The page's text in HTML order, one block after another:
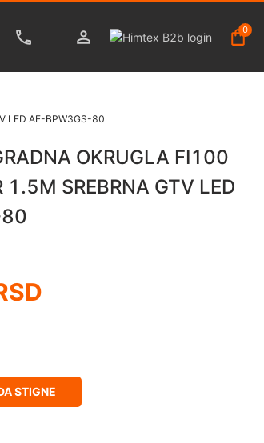
0
LED AE-BPW3GS-80
OKRUGLA FI100
1.5M SREBRNA GTV LED
STIGNE